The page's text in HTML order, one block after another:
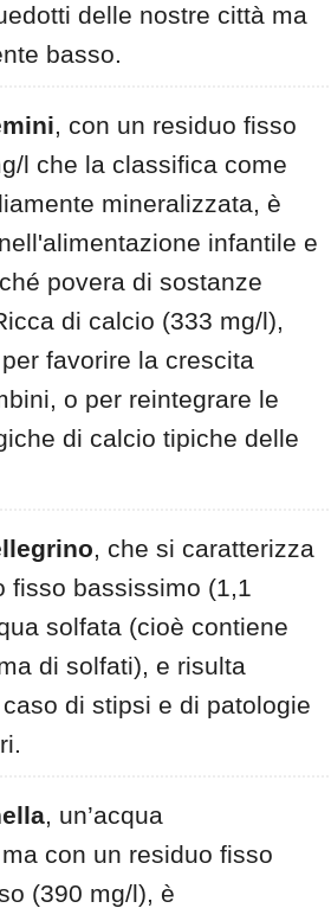
delle nostre città ma
basso.
, con un residuo fisso
l che la classifica come
mineralizzata, è
infantile e
povera di sostanze
di calcio (333 mg/l),
favorire la crescita
o per reintegrare le
di calcio tipiche delle
, che si caratterizza
fisso bassissimo (1,1
solfata (cioè contiene
di solfati), e risulta
di stipsi e di patologie
, un’acqua
con un residuo fisso
(390 mg/l), è